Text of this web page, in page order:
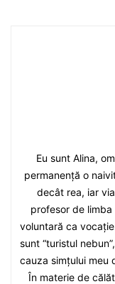
Eu sunt Alina,
permanență o
decât rea, iar
profesor de
voluntară ca
sunt “turistul
cauza simțului meu
În materie de